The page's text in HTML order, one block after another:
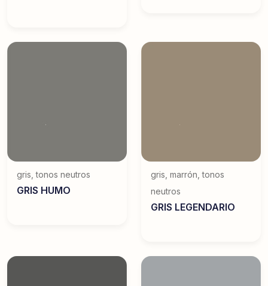
gris ,tonos neutros
GRIS HUMO
gris marrón ,tonos
neutros
GRIS LEGENDARIO